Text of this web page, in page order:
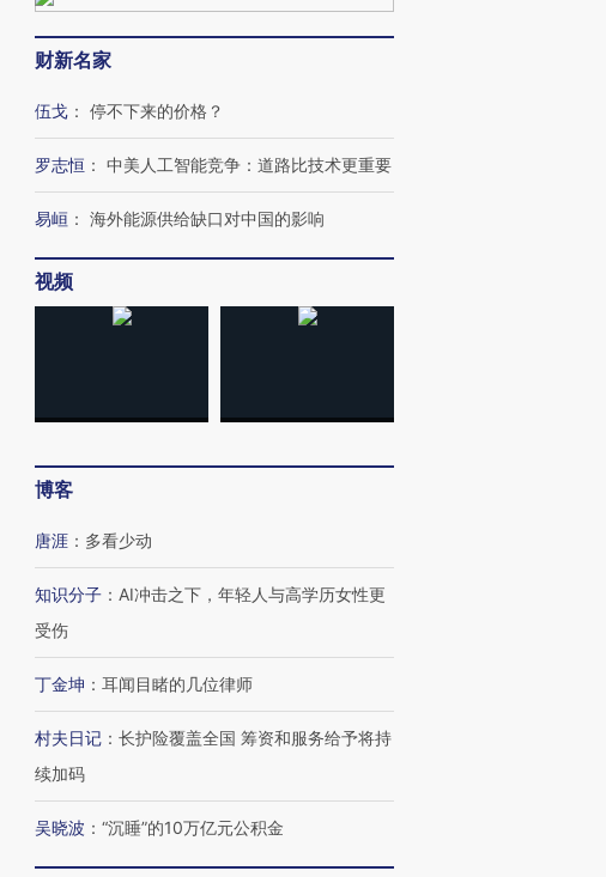
财新名家
伍戈 ： 停不下来的价格？
罗志恒 ： 中美人工智能竞争：道路比技术更重要
易峘 ： 海外能源供给缺口对中国的影响
视频
博客
唐涯 ： 多看少动
知识分子 ： AI冲击之下，年轻人与高学历女性更
受伤
丁金坤 ： 耳闻目睹的几位律师
村夫日记 ： 长护险覆盖全国 筹资和服务给予将持
续加码
吴晓波 ： “沉睡”的10万亿元公积金